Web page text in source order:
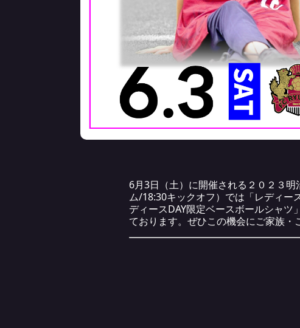
6月3日（土）に開催される２０２３
ム/18:30キックオフ）では「レディー
ディースDAY限定ベースボールシャ
ております。ぜひこの機会にご家族